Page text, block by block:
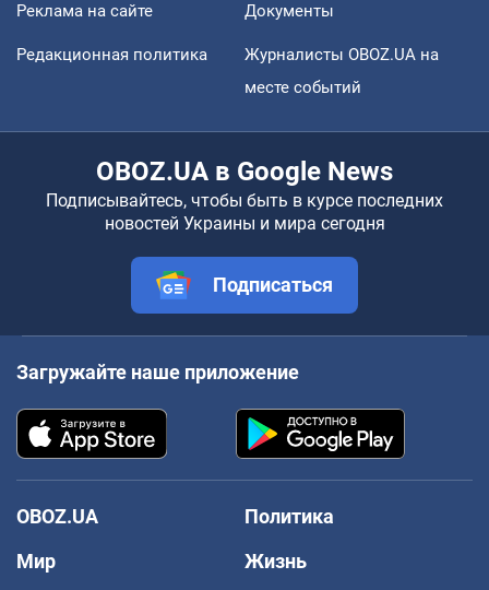
Реклама на сайте Документы
Редакционная политика
Журналисты OBOZ.UA на
месте событий
OBOZ.UA в Google News
Подписывайтесь, чтобы быть в курсе последних
новостей Украины и мира сегодня
Подписаться
Загружайте наше приложение
OBOZ.UA
Политика
Мир
Жизнь